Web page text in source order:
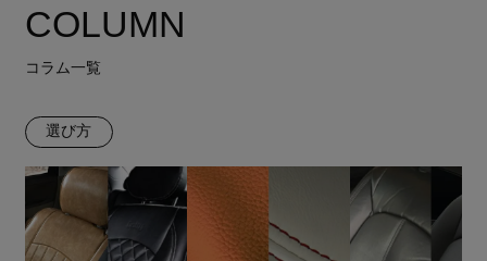
COLUMN
コラム一覧
選び方